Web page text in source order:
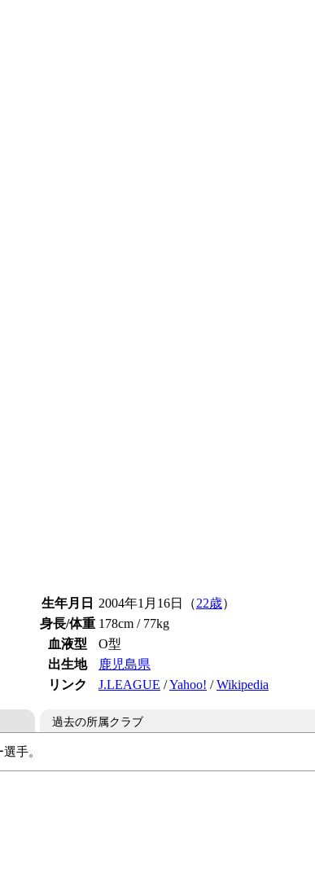
生年月日 2004年1月16日（22歳）
身長/体重 178cm / 77kg
血液型
O型
出生地
鹿児島県
リンク
J.LEAGUE /Yahoo! /Wikipedia
手。
過去の所属クラブ